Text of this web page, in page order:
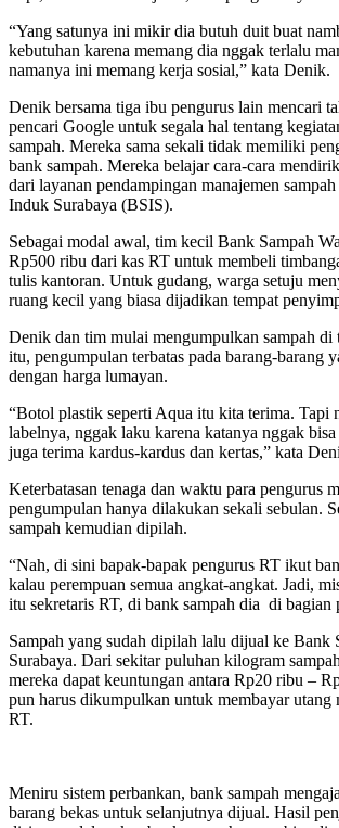
“Yang satunya ini mikir dia butuh duit buat
kebutuhan karena memang dia nggak terlalu
namanya ini memang kerja sosial,” kata Denik.
Denik bersama tiga ibu pengurus lain mencari
pencari Google untuk segala hal tentang
sampah. Mereka sama sekali tidak memiliki
bank sampah. Mereka belajar cara-cara
dari layanan pendampingan manajemen
Induk Surabaya (BSIS).
Sebagai modal awal, tim kecil Bank Sampah
Rp500 ribu dari kas RT untuk membeli
tulis kantoran. Untuk gudang, warga setuju
ruang kecil yang biasa dijadikan tempat
Denik dan tim mulai mengumpulkan sampah
itu, pengumpulan terbatas pada barang-barang
dengan harga lumayan.
“Botol plastik seperti Aqua itu kita terima. Tapi
labelnya, nggak laku karena katanya nggak
juga terima kardus-kardus dan kertas,” kata
Keterbatasan tenaga dan waktu para pengurus
pengumpulan hanya dilakukan sekali sebulan.
sampah kemudian dipilah.
“Nah, di sini bapak-bapak pengurus RT ikut
kalau perempuan semua angkat-angkat. Jadi,
itu sekretaris RT, di bank sampah dia di bagian
Sampah yang sudah dipilah lalu dijual ke Bank
Surabaya. Dari sekitar puluhan kilogram
mereka dapat keuntungan antara Rp20 ribu –
pun harus dikumpulkan untuk membayar utang
RT.
Meniru sistem perbankan, bank sampah
barang bekas untuk selanjutnya dijual. Hasil